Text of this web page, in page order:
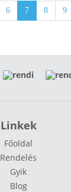
6 7 8 9
Linkek
Főoldal
Rendelés
Gyik
Blog